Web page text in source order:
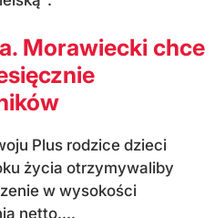
Morawiecki chce
Plus rodzice dzieci
życia otrzymywaliby
w wysokości
netto....